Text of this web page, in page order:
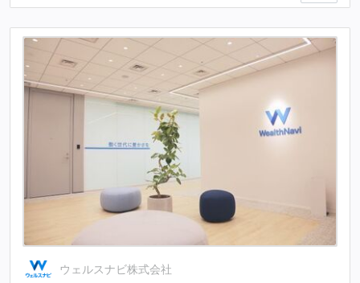
ウェルスナビ株式会社